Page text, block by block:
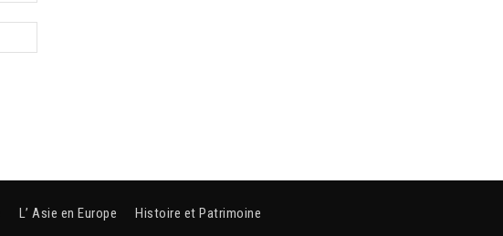
L’ Asie en Europe Histoire et Patrimoine